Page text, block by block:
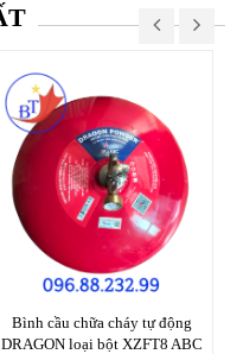
Bình cầu chữa cháy tự động
DRAGON loại bột XZFT8 ABC